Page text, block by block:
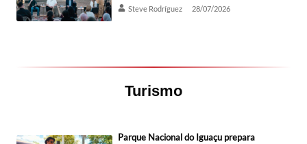
Steve Rodríguez 28/07/2026
Turismo
Parque Nacional do Iguaçu prepara